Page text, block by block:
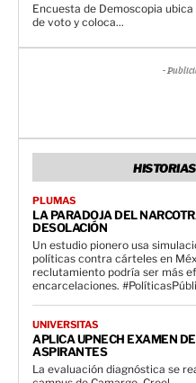
Encuesta de Demoscopia
de voto y coloca...
-
PLUMAS
LA PARADOJA DEL
DESOLACIÓN
Un estudio pionero usa
políticas contra cárteles en
reclutamiento podría ser más
encarcelaciones.
UNIVERSITAS
APLICA UPNECH EXAMEN
ASPIRANTES
La evaluación diagnóstica se